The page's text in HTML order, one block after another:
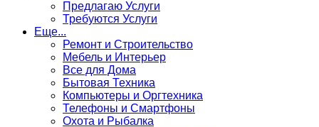
Предлагаю Услуги
Требуются Услуги
Еще...
Ремонт и Строительство
Мебель и Интерьер
Все для Дома
Бытовая Техника
Компьютеры и Оргтехника
Телефоны и Смартфоны
Охота и Рыбалка